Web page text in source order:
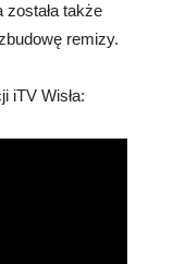
została także
remizy.
iTV Wisła: